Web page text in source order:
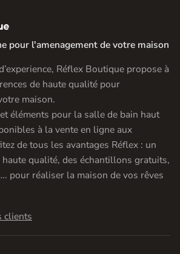
pour l'amenagement de votre maison
Réflex Boutique propose à
de haute qualité pour
maison.
éléments pour la salle de bain haut
à la vente en ligne aux
de tous les avantages Réflex : un
qualité, des échantillons gratuits,
pour réaliser la maison de vos rêves
clients